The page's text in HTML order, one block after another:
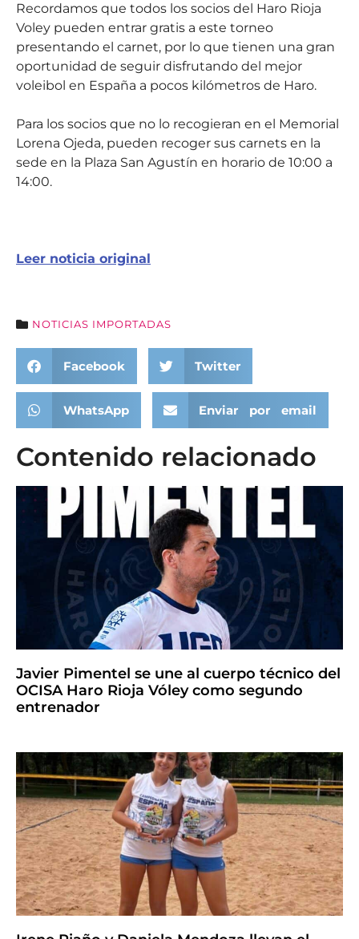
Recordamos que todos los socios del Haro Rioja
Voley pueden entrar gratis a este torneo
presentando el carnet, por lo que tienen una gran
oportunidad de seguir disfrutando del mejor
voleibol en España a pocos kilómetros de Haro.
Para los socios que no lo recogieran en el Memorial
Lorena Ojeda, pueden recoger sus carnets en la
sede en la Plaza San Agustín en horario de 10:00 a
14:00.
Leer noticia original
NOTICIAS IMPORTADAS
Facebook Twitter
WhatsApp Enviar por email
Contenido relacionado
Javier Pimentel se une al cuerpo técnico del
OCISA Haro Rioja Vóley como segundo
entrenador